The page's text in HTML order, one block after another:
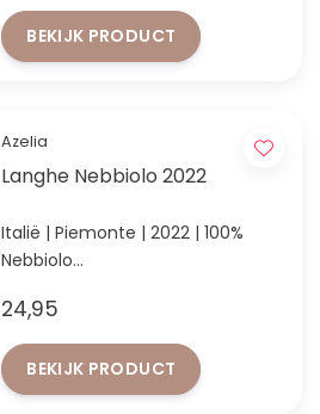
BEKIJK PRODUCT
Azelia
Langhe Nebbiolo 2022
Italië | Piemonte | 2022 | 100%
Nebbiolo
Azelia Barolo
24,95
BEKIJK PRODUCT